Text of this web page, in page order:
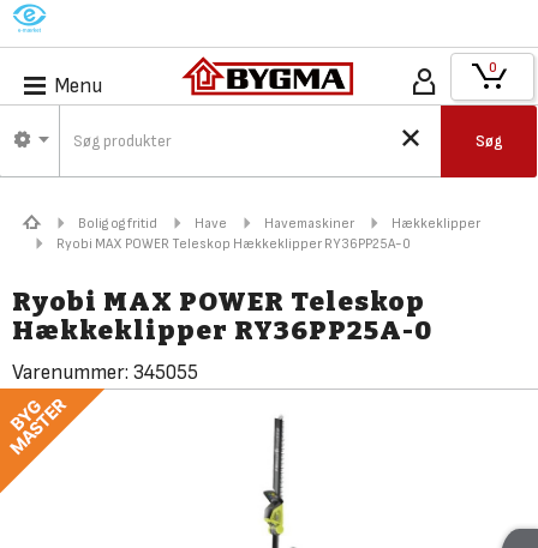
M
Menu
Søg
0
Bolig og fritid Have Havemaskiner
Hækkeklipper
Ryobi MAX POWER Teleskop Hækkeklipper RY36PP25A-0
Ryobi MAX POWER Teleskop
Hækkeklipper RY36PP25A-0
Varenummer: 345055